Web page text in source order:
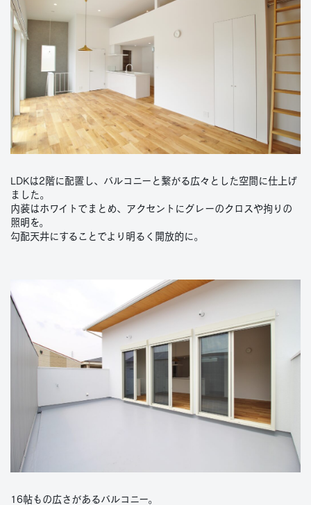
LDKは2階に配置し、バルコニーと繋がる広々とした空間に仕上げ
ました。
内装はホワイトでまとめ、アクセントにグレーのクロスや拘りの
照明を。
勾配天井にすることでより明るく開放的に。
16帖もの広さがあるバルコニー。